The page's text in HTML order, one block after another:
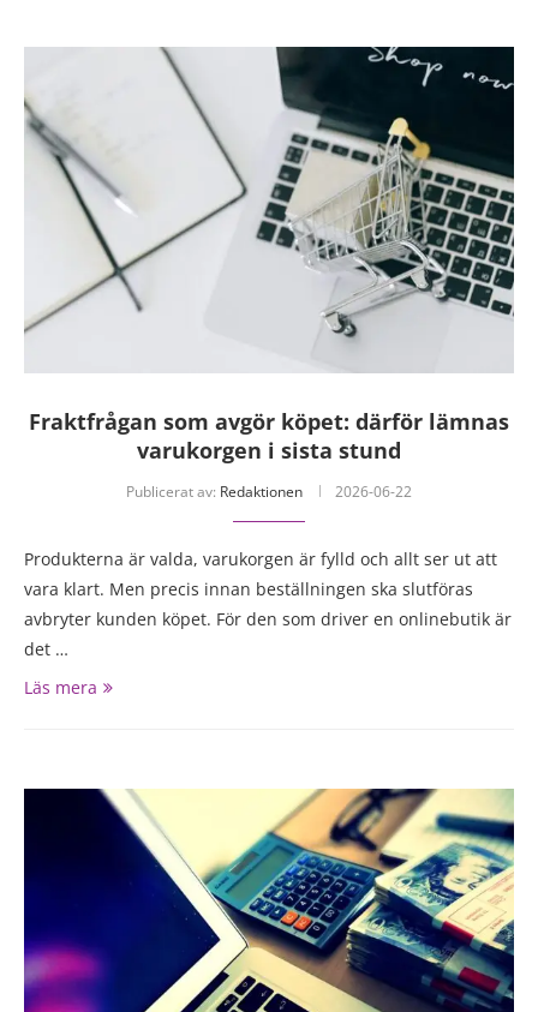
Fraktfrågan som avgör köpet: därför lämnas
varukorgen i sista stund
Publicerat av: Redaktionen 2026-06-22
Produkterna är valda, varukorgen är fylld och allt ser ut att
vara klart. Men precis innan beställningen ska slutföras
avbryter kunden köpet. För den som driver en onlinebutik är
det …
Läs mera